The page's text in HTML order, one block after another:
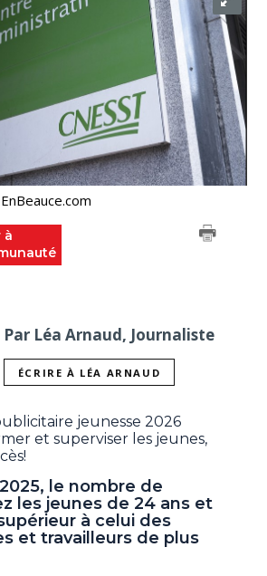
à
Par Léa Arnaud, Journaliste
ÉCRIRE À LÉA ARNAUD
jeunesse 2026
et superviser les jeunes,
le nombre de
les jeunes de 24 ans et
à celui des
et travailleurs de plus